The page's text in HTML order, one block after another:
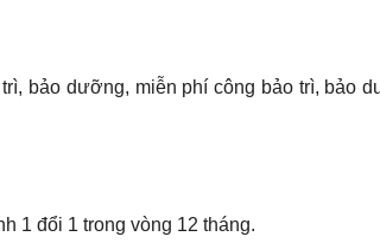
bảo dưỡng, miễn phí công bảo trì, bảo
1 đổi 1 trong vòng 12 tháng.